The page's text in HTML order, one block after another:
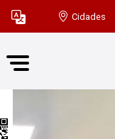
Cidades